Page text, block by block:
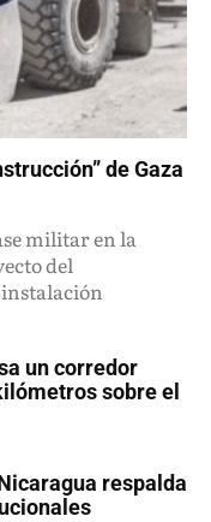
de Gaza
militar en la
del
un corredor
sobre el
respalda